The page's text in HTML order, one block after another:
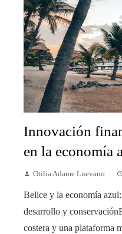
Innovación
en la economía
Otilia Adame Luevano
Belice y la economía
desarrollo y
costera y una plataforma